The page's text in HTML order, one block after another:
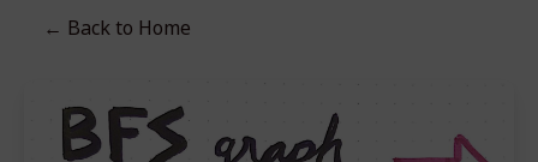
← Back to Home